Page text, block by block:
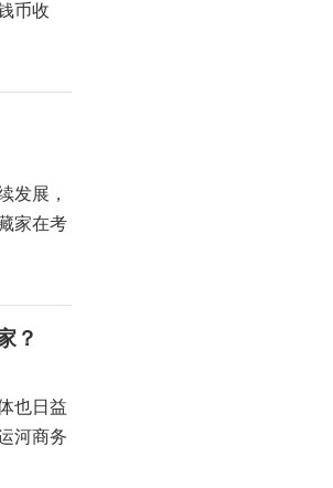
币收
发展，
家在考
？
也日益
河商务